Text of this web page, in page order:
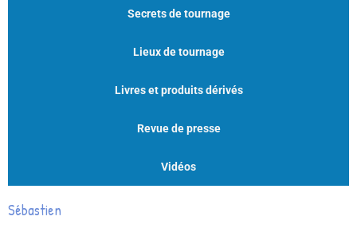
Secrets de tournage
Lieux de tournage
Livres et produits dérivés
Revue de presse
Vidéos
Sébastien